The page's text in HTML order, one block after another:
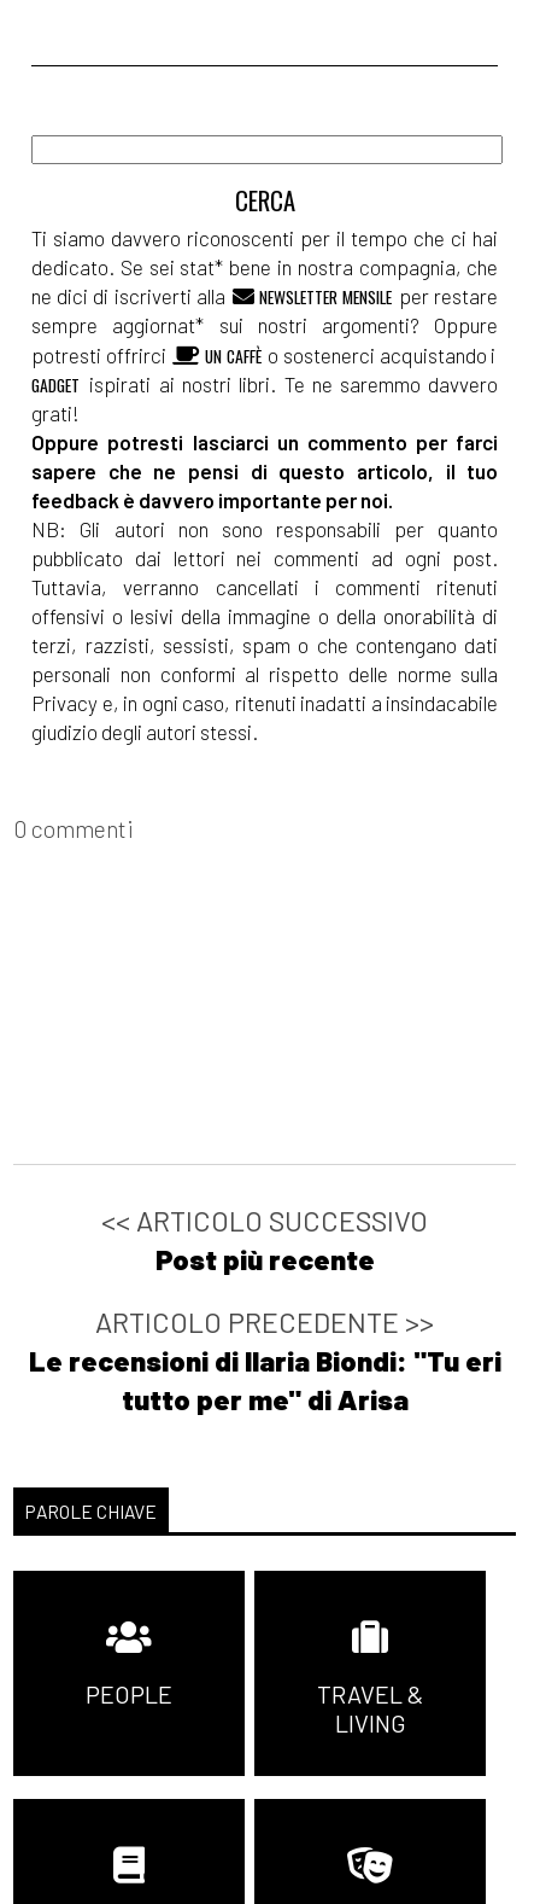
Ti siamo davvero riconoscenti per il tempo che ci hai
dedicato. Se sei stat* bene in nostra compagnia, che
ne dici di iscriverti alla
NEWSLETTER MENSILE per restare
sempre aggiornat* sui nostri argomenti? Oppure
potresti offrirci
UN CAFFÈ o sostenerci acquistando i
GADGET ispirati ai nostri libri. Te ne saremmo davvero
grati!
Oppure potresti lasciarci un commento per farci
sapere che ne pensi di questo articolo, il tuo
feedback è davvero importante per noi.
NB: Gli autori non sono responsabili per quanto
pubblicato dai lettori nei commenti ad ogni post.
Tuttavia, verranno cancellati i commenti ritenuti
offensivi o lesivi della immagine o della onorabilità di
terzi, razzisti, sessisti, spam o che contengano dati
personali non conformi al rispetto delle norme sulla
Privacy e, in ogni caso, ritenuti inadatti a insindacabile
giudizio degli autori stessi.
0 commenti
<< ARTICOLO SUCCESSIVO
Post più recente
ARTICOLO PRECEDENTE >>
Le recensioni di Ilaria Biondi: "Tu eri
tutto per me" di Arisa
PAROLE CHIAVE
PEOPLE
TRAVEL &
LIVING